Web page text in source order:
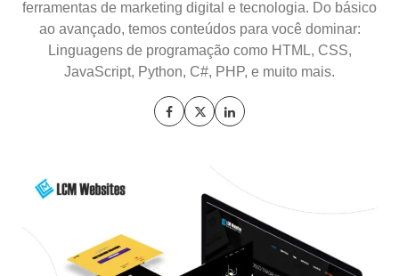
ferramentas de marketing digital e tecnologia. Do básico
ao avançado, temos conteúdos para você dominar:
Linguagens de programação como HTML, CSS,
JavaScript, Python, C#, PHP, e muito mais.